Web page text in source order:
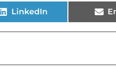
LinkedIn